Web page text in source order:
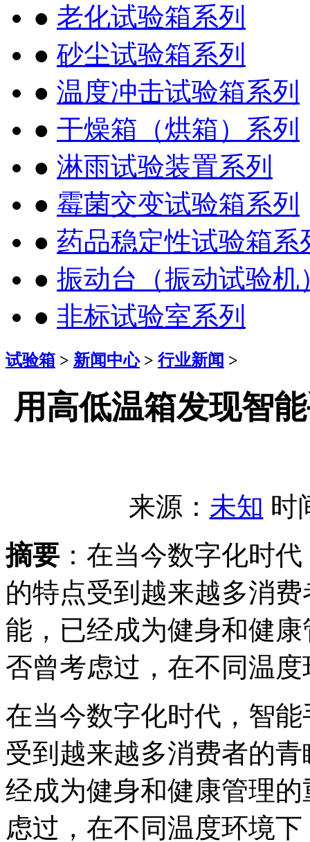
● 老化试验箱系列
● 砂尘试验箱系列
● 温度冲击试验箱系列
● 干燥箱（烘箱）系列
● 淋雨试验装置系列
● 霉菌交变试验箱系列
● 药品稳定性试验箱系
● 振动台（振动试验机
● 非标试验室系列
试验箱 > 新闻中心> 行业新闻 >
用高低温箱发现智
来源： 未知 时
摘要 ：在当今数字化时
的特点受到越来越多消
能，已经成为健身和健
否曾考虑过，在不同温度
在当今数字化时代，智
受到越来越多消费者的
经成为健身和健康管理
虑过，在不同温度环境